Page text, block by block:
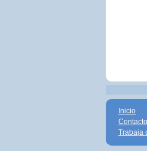
Inicio
Contacto
Trabaja